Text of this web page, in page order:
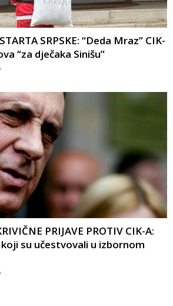
SRPSKE: “Deda Mraz” CIK-
“za dječaka Sinišu”
PRIJAVE PROTIV CIK-A:
su učestvovali u izbornom